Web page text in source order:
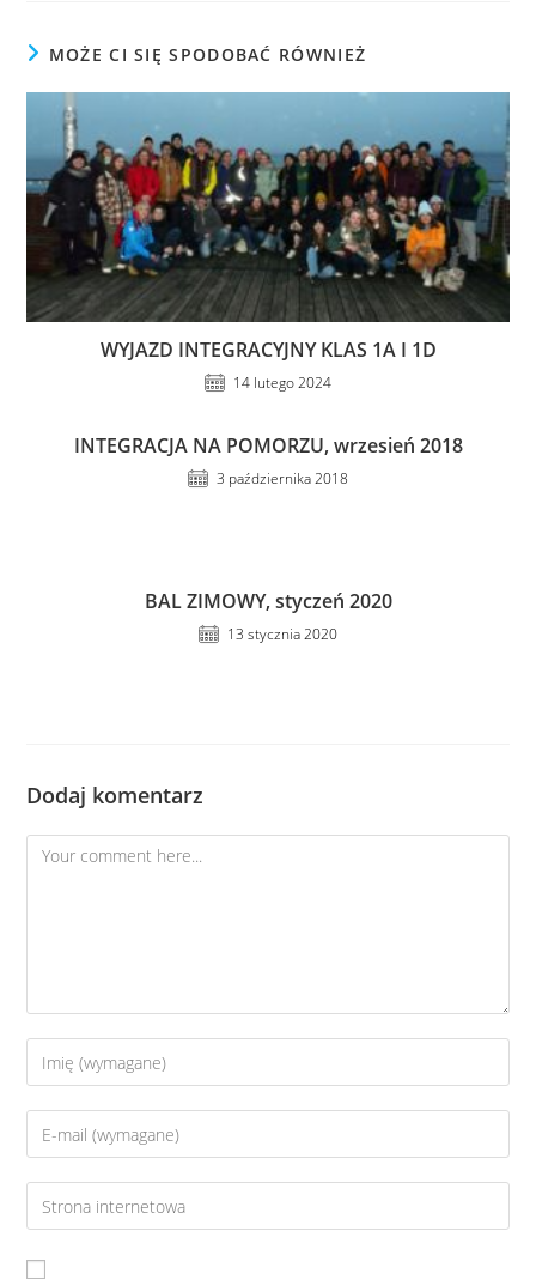
MOŻE CI SIĘ SPODOBAĆ RÓWNIEŻ
WYJAZD INTEGRACYJNY KLAS 1A I 1D
14 lutego 2024
INTEGRACJA NA POMORZU, wrzesień 2018
3 października 2018
BAL ZIMOWY, styczeń 2020
13 stycznia 2020
Dodaj komentarz